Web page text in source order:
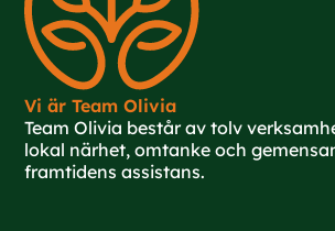
Vi är Team Olivia
Team Olivia består av tolv
lokal närhet, omtanke och
framtidens assistans.